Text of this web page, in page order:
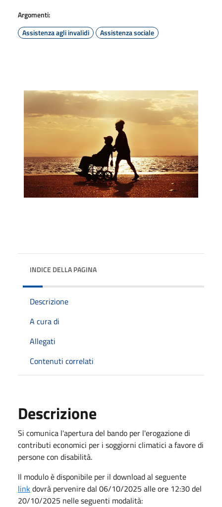
Argomenti:
Assistenza agli invalidi
Assistenza sociale
INDICE DELLA PAGINA
Descrizione
A cura di
Allegati
Contenuti correlati
Descrizione
Si comunica l'apertura del bando per l'erogazione di
contributi economici per i soggiorni climatici a favore di
persone con disabilità.
Il modulo è disponibile per il download al seguente
linkdovrà pervenire dal 06/10/2025 alle ore 12:30 del
20/10/2025 nelle seguenti modalità: